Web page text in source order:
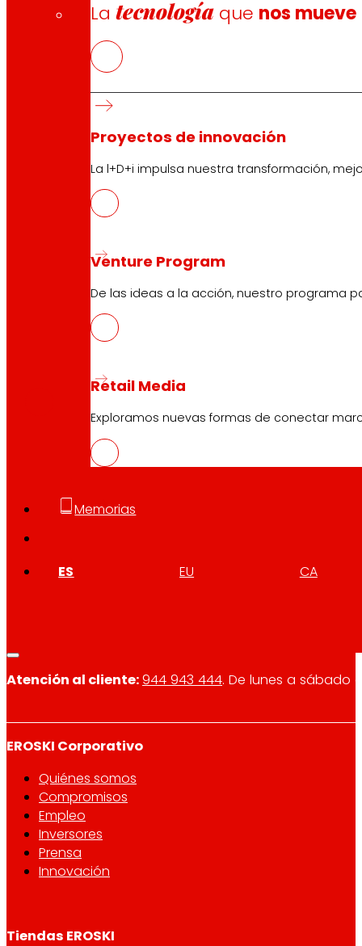
Latecnología que nos mueve
Proyectos de innovación
La l+D+i impulsa nuestra transformación,
Venture Program
De las ideas a la acción, nuestro programa
Retail Media
Exploramos nuevas formas de conectar
Memorias
ES EU CA
Síguenos
Atención al cliente:944 943 444. De lunes a sábado
EROSKI Corporativo
Quiénes somos
Compromisos
Empleo
Inversores
Prensa
Innovación
Tiendas EROSKI